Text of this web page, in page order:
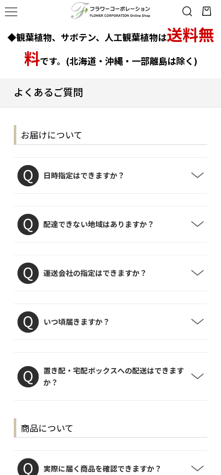
◆観葉植物、サボテン、人工観葉植物は送料無
料です。(北海道・沖縄・一部離島は除く)
よくあるご質問
お届けについて
日時指定はできますか？
配達できない地域はありますか？
運送会社の指定はできますか？
いつ頃届きますか？
置き配・宅配ボックスへの配送はできます
か？
商品について
実際に届く商品を確認できますか？